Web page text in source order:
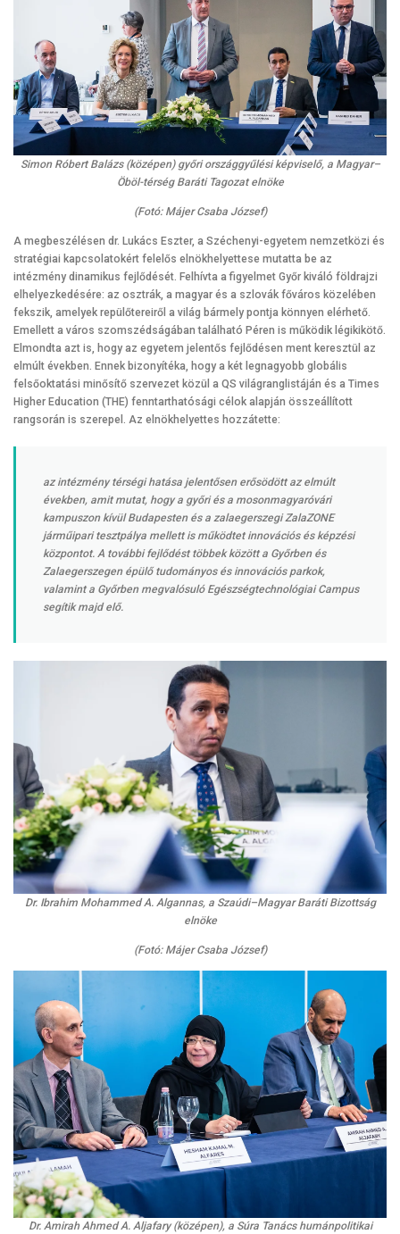
Simon Róbert Balázs (középen) győri országgyűlési képviselő, a Magyar–
Öböl-térség Baráti Tagozat elnöke
(Fotó: Májer Csaba József)
A megbeszélésen dr. Lukács Eszter, a Széchenyi-egyetem nemzetközi és
stratégiai kapcsolatokért felelős elnökhelyettese mutatta be az
intézmény dinamikus fejlődését. Felhívta a figyelmet Győr kiváló földrajzi
elhelyezkedésére: az osztrák, a magyar és a szlovák főváros közelében
fekszik, amelyek repülőtereiről a világ bármely pontja könnyen elérhető.
Emellett a város szomszédságában található Péren is működik légikikötő.
Elmondta azt is, hogy az egyetem jelentős fejlődésen ment keresztül az
elmúlt években. Ennek bizonyítéka, hogy a két legnagyobb globális
felsőoktatási minősítő szervezet közül a QS világranglistáján és a Times
Higher Education (THE) fenntarthatósági célok alapján összeállított
rangsorán is szerepel. Az elnökhelyettes hozzátette:
az intézmény térségi hatása jelentősen erősödött az elmúlt
években, amit mutat, hogy a győri és a mosonmagyaróvári
kampuszon kívül Budapesten és a zalaegerszegi ZalaZONE
járműipari tesztpálya mellett is működtet innovációs és képzési
központot. A további fejlődést többek között a Győrben és
Zalaegerszegen épülő tudományos és innovációs parkok,
valamint a Győrben megvalósuló Egészségtechnológiai Campus
segítik majd elő.
Dr. Ibrahim Mohammed A. Algannas, a Szaúdi–Magyar Baráti Bizottság
elnöke
(Fotó: Májer Csaba József)
Dr. Amirah Ahmed A. Aljafary (középen), a Súra Tanács humánpolitikai